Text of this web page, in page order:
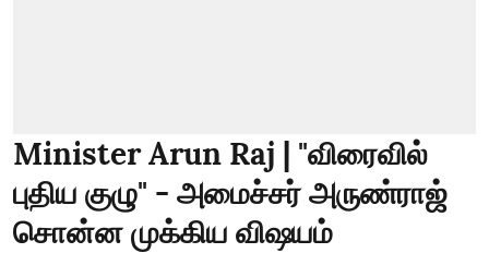
Minister Arun Raj | "விரைவில்
புதிய குழு" - அமைச்சர் அருண்ராஜ்
சொன்ன முக்கிய விஷயம்